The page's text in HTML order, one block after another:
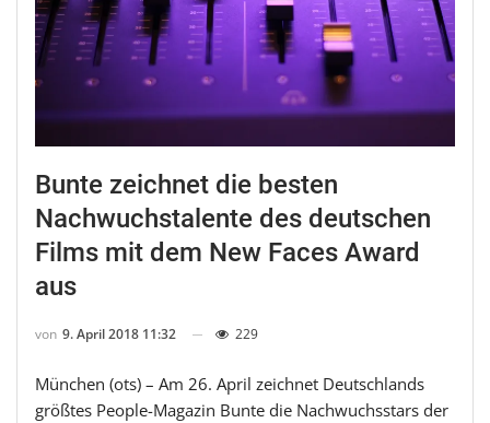
Bunte zeichnet die besten
Nachwuchstalente des deutschen
Films mit dem New Faces Award
aus
von 9. April 2018 11:32 229
München (ots) – Am 26. April zeichnet Deutschlands
größtes People-Magazin Bunte die Nachwuchsstars der